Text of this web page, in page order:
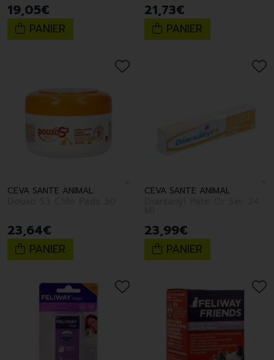
19,05€
PANIER
21,73€
PANIER
CEVA SANTE ANIMAL
23,64€
PANIER
CEVA SANTE ANIMAL
23,99€
PANIER